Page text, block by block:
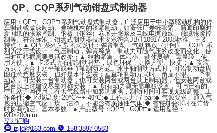
QP、CQP系列气动钳盘式制动器
应用：QP□、CQP□ 系列气动盘式制动器，广泛应用于中小型驱动机构的停
车制动或减速制动。卷绕机构的张紧制动，如造纸厂卷纸张紧、新闻印刷时
新闻纸的张紧控制、钢板（钢丝）卷展开张紧及电线电缆放线、放缆张紧控
制等。符合标准：钳盘式制动器技术要求符合JB/T10917-2008标准。主要
特点：▲ QP□系列为常闭式设计：弹簧制动，气动释放（开闸）；CQP□系
列为常开式设计：气压制动，弹簧释放，制动力可随气压的改变而变化，使
用时可根据需要灵活改变；▲ 结构紧凑、体积小、动作灵敏、重量轻、使
用方便；▲ 卡装式无石棉制动衬垫，绿色环保，更换方便、快捷；▲ 安装
方式：适合于水平轴或垂直轴制动方式。水平轴制动方式时，可沿制动盘周
围任意角度安装，但好是水平安装；垂直轴制动方式时，角度不限。一个制
动盘，可安装一台制动器，也可安装两台或两台以上制动器，但安装两台或
两台以上时建议尽量对称安装；▲ 所有动力源无需单独设置，可与已有的
空压站并网使用，在供气线路中加装调速阀，制动时间可实现无级调整。工
作条件:◆ 环境温度:-20°C〜+ 40°C;◆ 工作压力: 7 bar;◆ 气源要求：通入气
包的压缩空气应干燥、洁净，不能含有腐蚀性气体;◆ 有特殊要求时在订货
时协商确定。基本参数：● 产品型号：QP□、CQP□● 适用盘径：
ØD≥200mm...
立即订购
jzjld@163.com
158-3897-0583